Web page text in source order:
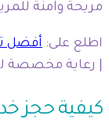
مريحة وآمنة
اطلع على: أفضل
| رعاية مخصصة
كيفية حجز